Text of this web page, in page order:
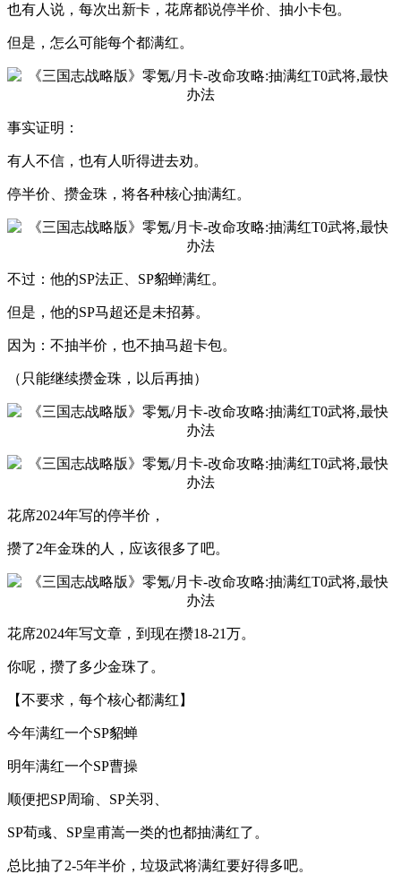
也有人说，每次出新卡，花席都说停半价、抽小卡包。
但是，怎么可能每个都满红。
事实证明：
有人不信，也有人听得进去劝。
停半价、攒金珠，将各种核心抽满红。
不过：他的SP法正、SP貂蝉满红。
但是，他的SP马超还是未招募。
因为：不抽半价，也不抽马超卡包。
（只能继续攒金珠，以后再抽）
花席2024年写的停半价，
攒了2年金珠的人，应该很多了吧。
花席2024年写文章，到现在攒18-21万。
你呢，攒了多少金珠了。
【不要求，每个核心都满红】
今年满红一个SP貂蝉
明年满红一个SP曹操
顺便把SP周瑜、SP关羽、
SP荀彧、SP皇甫嵩一类的也都抽满红了。
总比抽了2-5年半价，垃圾武将满红要好得多吧。